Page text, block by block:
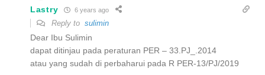
Lastry 6 years ago
Reply to sulimin
Dear Ibu Sulimin
dapat ditinjau pada peraturan PER – 33.PJ_.2014
atau yang sudah di perbaharui pada R PER-13/PJ/2019